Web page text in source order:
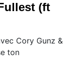
(ft
Cory Gunz &
ton